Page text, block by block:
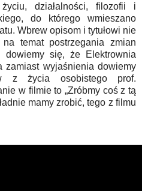
działalności, filozofii i
do którego wmieszano
Wbrew opisom i tytułowi nie
temat postrzegania zmian
się, że Elektrownia
zamiast wyjaśnienia dowiemy
z życia osobistego prof.
w filmie to „Zróbmy coś z tą
mamy zrobić, tego z filmu